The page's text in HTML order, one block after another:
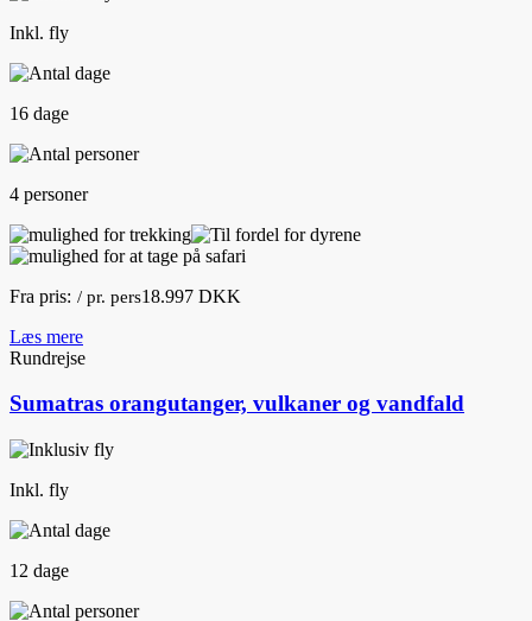
Inkl. fly
16 dage
4 personer
Fra pris: / pr. pers18.997 DKK
Læs mere
Rundrejse
Sumatras orangutanger, vulkaner og vandfald
Inkl. fly
12 dage